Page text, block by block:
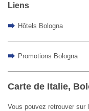
Liens
Hôtels Bologna
Promotions Bologna
Carte de Italie,
Vous pouvez retrouver sur